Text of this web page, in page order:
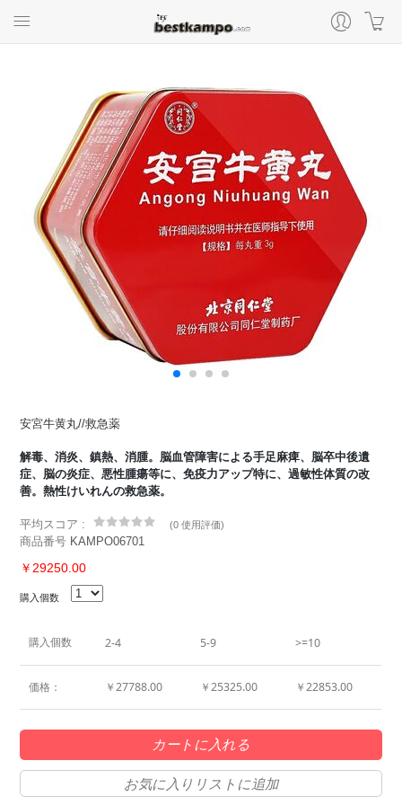
安宮牛黄丸//救急薬
解毒、消炎、鎮熱、消腫。脳血管障害による手足麻痺、脳卒中後遺
症、脳の炎症、悪性腫瘍等に、免疫力アップ特に、過敏性体質の改
善。熱性けいれんの救急薬。
平均スコア : (0 使用評価)
商品番号 KAMPO06701
￥29250.00
購入個数
購入個数 2-4 5-9 >=10
価格： ￥27788.00 ￥25325.00 ￥22853.00
カートに入れる
お気に入りリストに追加